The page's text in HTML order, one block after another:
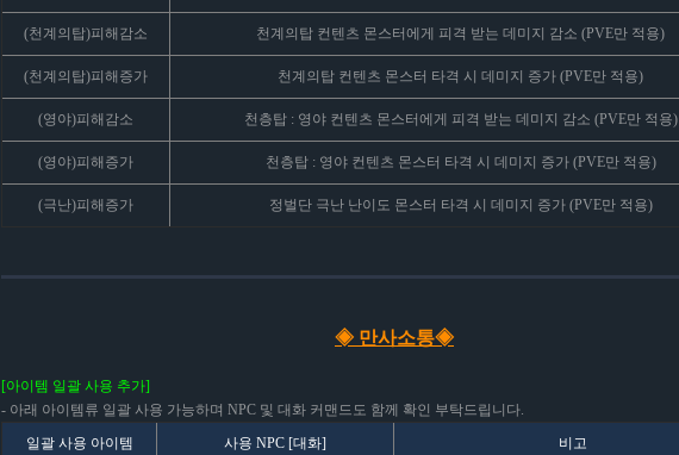
(천계의탑)피해감소 천계의탑 컨텐츠 몬스터에게 피격 받는 데미지 감소 (PVE만 적용)
(천계의탑)피해증가 천계의탑 컨텐츠 몬스터 타격 시 데미지 증가 (PVE만 적용)
(영야)피해감소 천층탑 : 영야 컨텐츠 몬스터에게 피격 받는 데미지 감소 (PVE만 적용)
(영야)피해증가 천층탑 : 영야 컨텐츠 몬스터 타격 시 데미지 증가 (PVE만 적용)
(극난)피해증가 정벌단 극난 난이도 몬스터 타격 시 데미지 증가 (PVE만 적용)
◈ 만사소통◈
[아이템 일괄 사용 추가]
- 아래 아이템류 일괄 사용 가능하며 NPC 및 대화 커맨드도 함께 확인 부탁드립니다.
일괄 사용 아이템
사용 NPC [대화] 비고